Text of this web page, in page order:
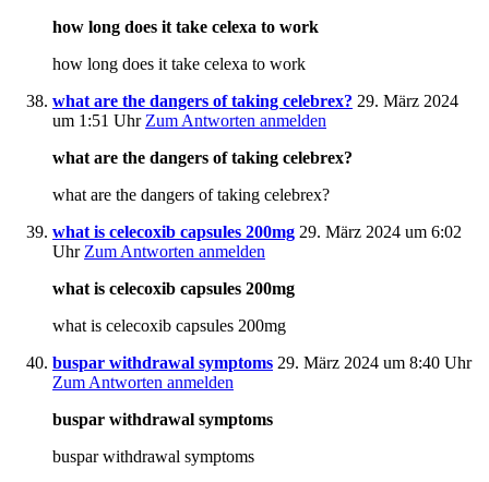
how long does it take celexa to work
how long does it take celexa to work
what are the dangers of taking celebrex? 29. März 2024
um 1:51 Uhr Zum Antworten anmelden
what are the dangers of taking celebrex?
what are the dangers of taking celebrex?
what is celecoxib capsules 200mg 29. März 2024 um 6:02
Uhr Zum Antworten anmelden
what is celecoxib capsules 200mg
what is celecoxib capsules 200mg
buspar withdrawal symptoms 29. März 2024 um 8:40 Uhr
Zum Antworten anmelden
buspar withdrawal symptoms
buspar withdrawal symptoms